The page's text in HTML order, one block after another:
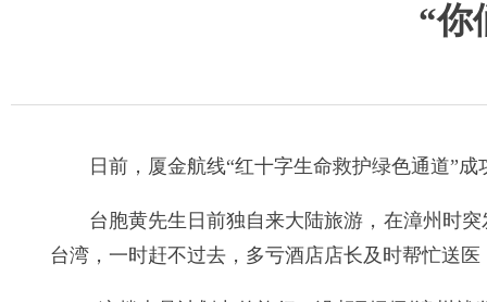
“你
日前，厦金航线“红十字生命救护绿色通道”
台胞黄先生日前独自来大陆旅游，在漳州时
台湾，一时赶不过去，多亏酒店店长及时帮忙送